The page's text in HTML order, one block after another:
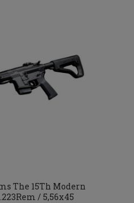
The 15Th Modern
/ 5,56x45